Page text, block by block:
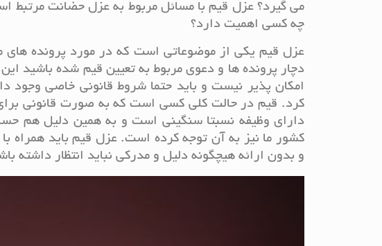
می گیرد؟ عزل قیم با مسائل مربوط به عزل حضانت
چه کسی اهمیت دارد؟
عزل قیم یکی از موضوعاتی است که در مورد پرونده های
دچار پرونده ها و دعوی مربوط به تعیین قیم شده باشید
امکان پذیر نیست و باید حتما شروط قانونی خاصی وجود
کرد. قیم در حالت کلی کسی است که به صورت قانونی
دارای وظیفه نسبتا سنگینی است و به همین دلیل هم
کشور ما نیز به آن توجه کرده است. عزل قیم باید همراه
و بدون ارائه هیچگونه دلیل و مدرکی نباید انتظار داشته